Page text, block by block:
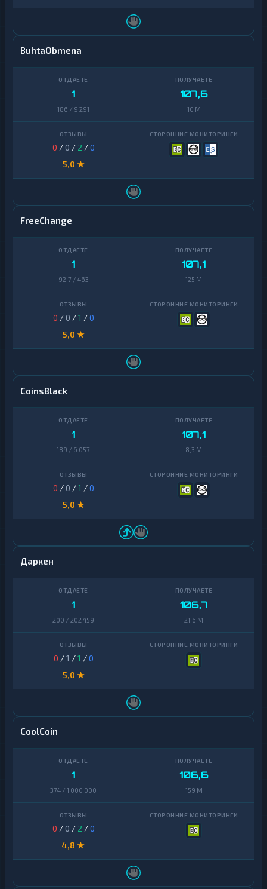
BuhtaObmena
1
186 / 9 291
107,6
10 M
0 / 0 / 2 /0
5,0 ★
FreeChange
1
92,7 / 463
107,1
125 M
0 / 0 /1 /0
5,0 ★
CoinsBlack
1
189 / 6 057
107,1
8,3 M
0 / 0 /1 /0
5,0 ★
Даркен
1
200 / 202 459
106,7
21,6 M
0 /1 /1 /0
5,0 ★
CoolCoin
1
374 / 1 000 000
106,6
159 M
0 / 0 / 2 /0
4,8 ★